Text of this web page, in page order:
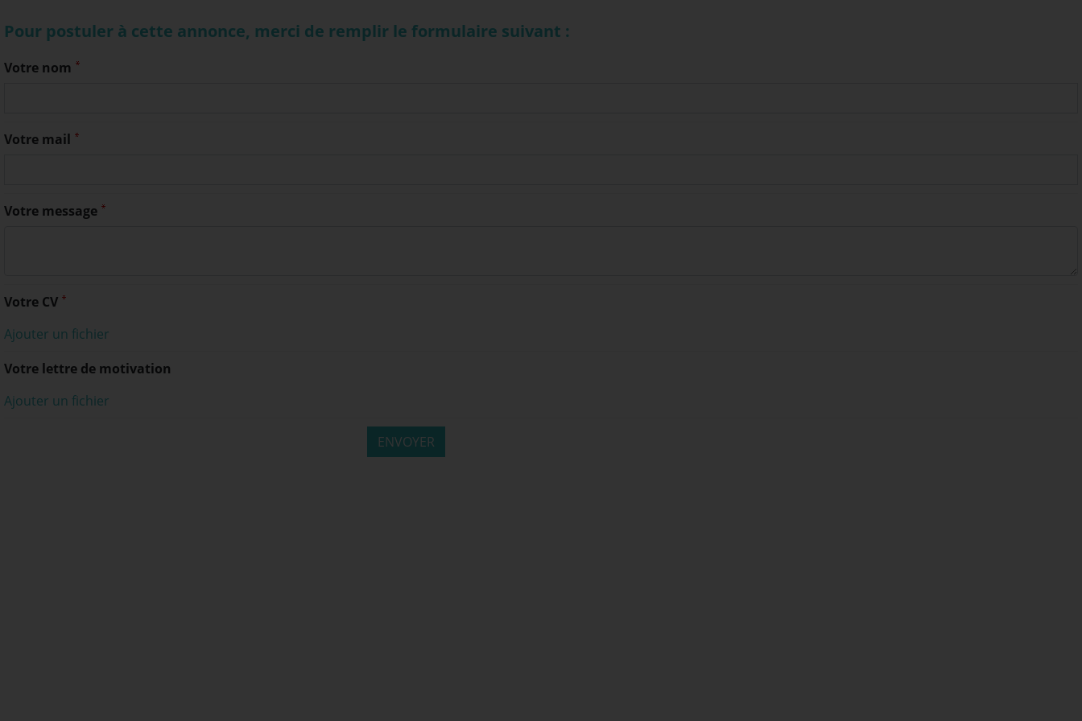
Pour postuler à cette annonce, merci de remplir le formulaire suivant :
Votre nom
Votre mail
Votre message
Votre CV
Ajouter un fichier
Votre lettre de motivation
Ajouter un fichier